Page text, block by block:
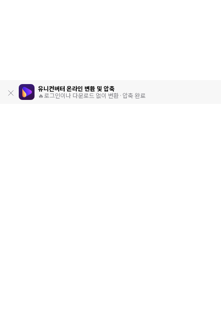
유니컨버터 온라인 변환 및 압축
🔥로그인이나 다운로드 없이 변환·압축 완료